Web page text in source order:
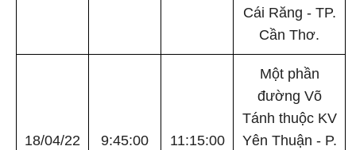
Cái Răng - TP.
Cần Thơ.
18/04/22 9:45:00 11:15:00
Một phần
đường Võ
Tánh thuộc KV
Yên Thuận - P.